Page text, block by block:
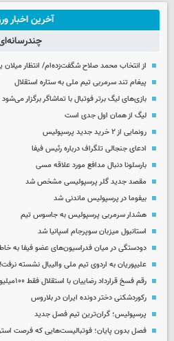
آخرین اخبار
از انتخاب محمد صلاح شگفت‌زده‌ام/ انتظار میلان
پیغام تند سرمربی تیم ملی به ستاره استقلال
بازی‌های لیگ برتر فوتبال با تماشاگر برگزار می‌شود
لیگ از همان اول جدی است
رونمایی از ۲ خرید جدید پرسپولیس
ادعای جنجالی تلگراف درباره رئیس فیفا
بارسلونا دنبال مدافع مورد علاقه مسی
مقصد جدید گلر پرسپولیسی مشخص شد
بیفوما در پرسپولیس ماندنی شد
هشدار سرمربی پرسپولیس به جاسوس تیم
استانبول میزبان سوپرجام اسپانیا شد
دودستگی در میان فدراسیون‌های عضو فیفا به خاطر
علیپوریان به اردوی تیم ملی والیبال نشسته نرفت!
رقم فسخ قرارداد رضاییان با استقلال فقط ۱۰۰میلیون تومان!
رکوردشکنی دختر دونده ایران در بلاروس
پرسپولیس؛ گران‌ترین تیم فصل جدید
فصل بدون پایان؛ فوتبالیست‌هایی که فرصت